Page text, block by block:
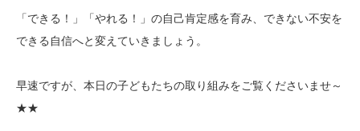
「できる！」「やれる！」の自己肯定感を育み、できない不安を
できる自信へと変えていきましょう。
早速ですが、本日の子どもたちの取り組みをご覧くださいませ～
★★